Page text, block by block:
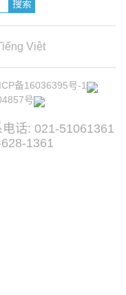
Việt
备16036395号-1
号
电话: 021-51061361
1361